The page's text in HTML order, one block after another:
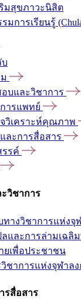
มสุขภาวะนิสิต
มการเรียนรู้
บและวิชาการ
ารแพทย์
วิเคราะห์คุณภาพ
ละการสื่อสาร
รค์
วิชาการ
างวิชาการแห่งจุ
และการล่ามเฉลิม
เพื่อประชาชน
ชาการแห่งจุฬาล
รสื่อสาร